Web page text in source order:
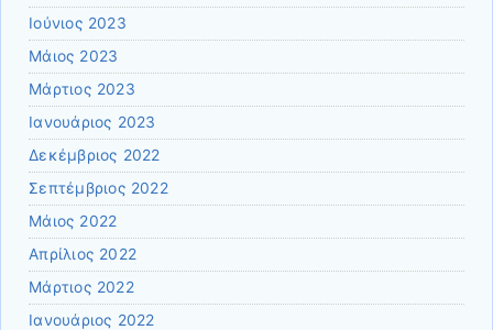
Ιούνιος 2023
Μάιος 2023
Μάρτιος 2023
Ιανουάριος 2023
Δεκέμβριος 2022
Σεπτέμβριος 2022
Μάιος 2022
Απρίλιος 2022
Μάρτιος 2022
Ιανουάριος 2022